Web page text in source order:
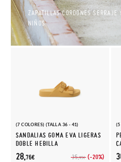
ZAPATILLAS CORDONES SERRAJE
NIÑOS
(7 COLORES) (TALLA 36 - 41)
SANDALIAS GOMA EVA LIGERAS
DOBLE HEBILLA
35,95€ (-20%)
28,76€
(5